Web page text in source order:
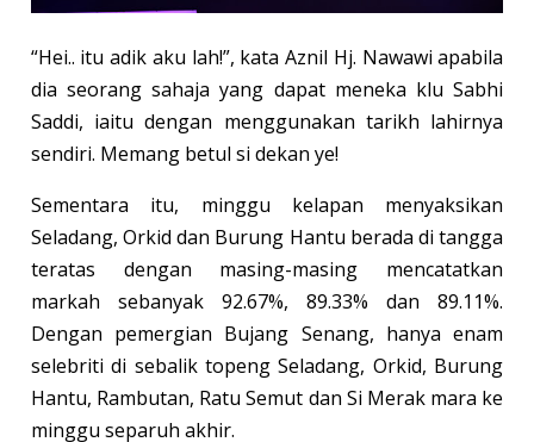
“Hei.. itu adik aku lah!”, kata Aznil Hj. Nawawi apabila
dia seorang sahaja yang dapat meneka klu Sabhi
Saddi, iaitu dengan menggunakan tarikh lahirnya
sendiri. Memang betul si dekan ye!
Sementara itu, minggu kelapan menyaksikan
Seladang, Orkid dan Burung Hantu berada di tangga
teratas dengan masing-masing mencatatkan
markah sebanyak 92.67%, 89.33% dan 89.11%.
Dengan pemergian Bujang Senang, hanya enam
selebriti di sebalik topeng Seladang, Orkid, Burung
Hantu, Rambutan, Ratu Semut dan Si Merak mara ke
minggu separuh akhir.